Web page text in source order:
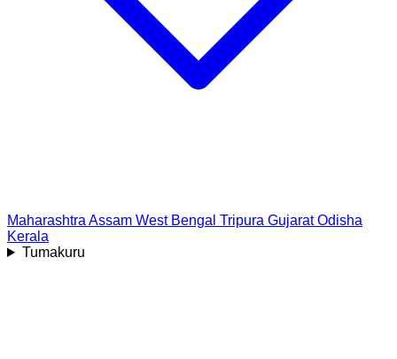
Maharashtra Assam West Bengal Tripura Gujarat Odisha
Kerala
Tumakuru